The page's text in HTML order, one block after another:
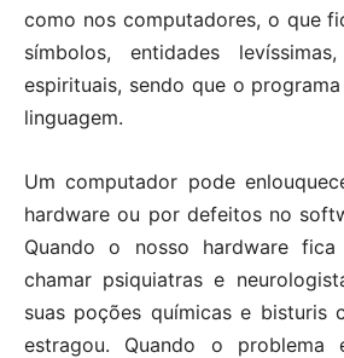
como nos computadores, o que
símbolos, entidades
espirituais, sendo que o
linguagem.
Um computador pode
hardware ou por defeitos no
Quando o nosso hardware
chamar psiquiatras e
suas poções químicas e bisturis
estragou. Quando o problema